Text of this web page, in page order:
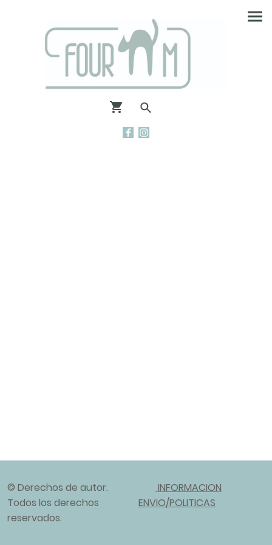
© Derechos de autor.
Todos los derechos
reservados.
INFORMACION
ENVIO/POLITICAS